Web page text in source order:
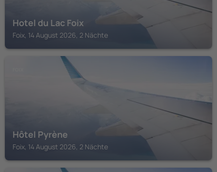
Hotel du Lac Foix
Foix, 14 August 2026, 2 Nächte
Hôtel Pyrène
Foix, 14 August 2026, 2 Nächte